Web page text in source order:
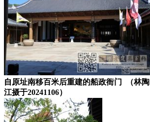
自原址南移百米后重建的船政衙门 （林陶
江摄于20241106）